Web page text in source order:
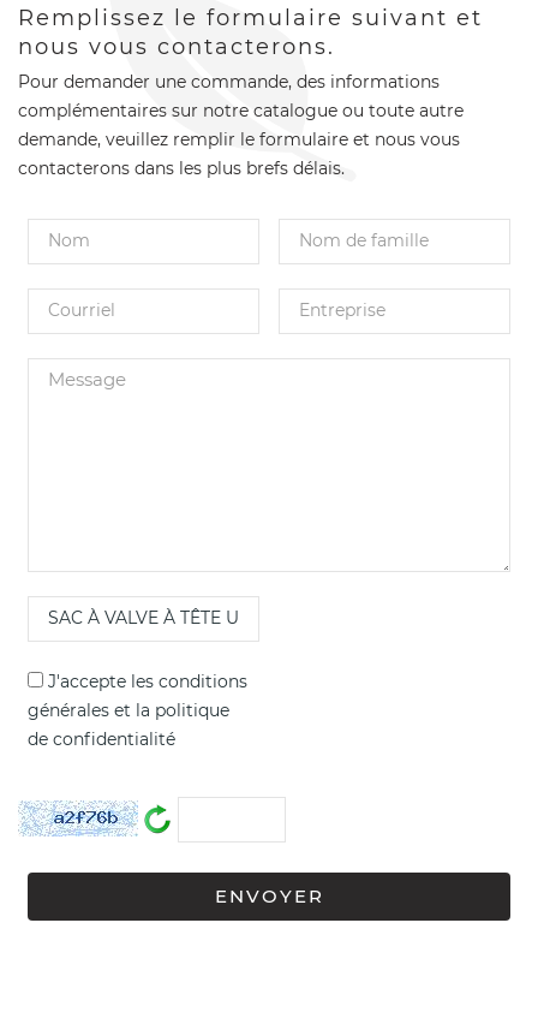
Remplissez le formulaire suivant et
nous vous contacterons.
Pour demander une commande, des informations
complémentaires sur notre catalogue ou toute autre
demande, veuillez remplir le formulaire et nous vous
contacterons dans les plus brefs délais.
J'accepte les conditions
générales et la politique
de confidentialité